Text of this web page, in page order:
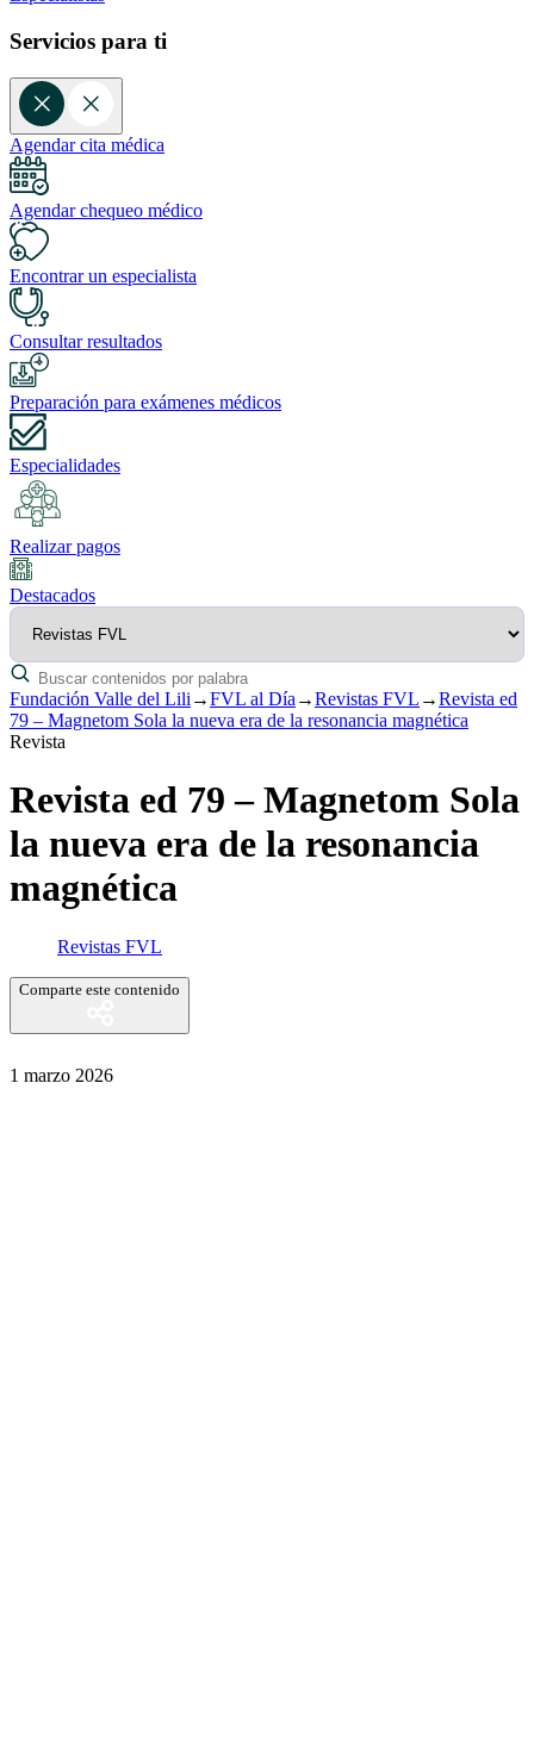
Servicios para ti
Agendar cita médica
Agendar chequeo médico
Encontrar un especialista
Consultar resultados
Preparación para exámenes médicos
Especialidades
Realizar pagos
Destacados
Fundación Valle del Lili →FVL al Día →Revistas FVL →Revista ed
79 – Magnetom Sola la nueva era de la resonancia magnética
Revista
Revista ed 79 – Magnetom Sola
la nueva era de la resonancia
magnética
Revistas FVL
Comparte este contenido
1 marzo 2026